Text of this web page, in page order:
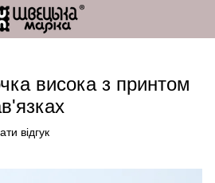
висока з принтом
відгук